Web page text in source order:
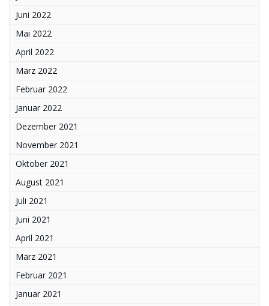
Juni 2022
Mai 2022
April 2022
März 2022
Februar 2022
Januar 2022
Dezember 2021
November 2021
Oktober 2021
August 2021
Juli 2021
Juni 2021
April 2021
März 2021
Februar 2021
Januar 2021